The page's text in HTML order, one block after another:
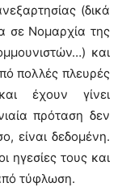
(δικά
σε Νομαρχία της
και
πολλές πλευρές
έχουν γίνει
πρόταση δεν
είναι δεδομένη.
ηγεσίες τους και
τύφλωση.